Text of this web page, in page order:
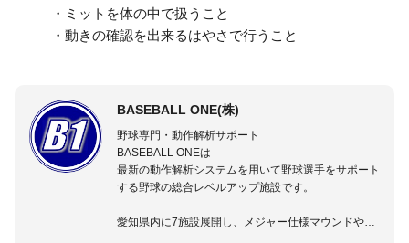
・ミットを体の中で扱うこと
・動きの確認を出来るはやさで行うこと
BASEBALL ONE(株)
野球専門・動作解析サポート
BASEBALL ONEは
最新の動作解析システムを用いて野球選手をサポート
する野球の総合レベルアップ施設です。
愛知県内に7施設展開し、メジャー仕様マウンドやト